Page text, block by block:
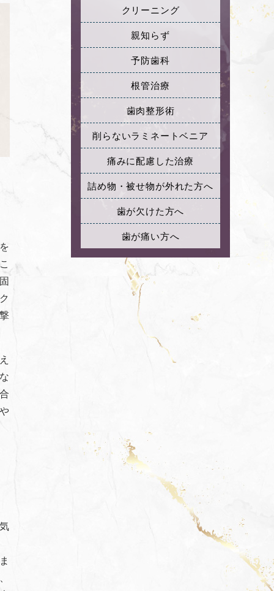
クリーニング
親知らず
予防歯科
根管治療
歯肉整形術
削らないラミネートベニア
痛みに配慮した治療
詰め物・被せ物が外れた方へ
歯が欠けた方へ
歯が痛い方へ